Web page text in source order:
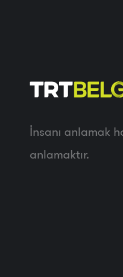
İnsanı anlamak
anlamaktır.